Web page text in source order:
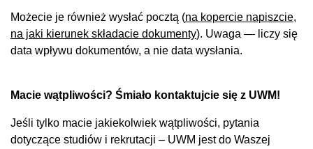
Możecie je również wysłać pocztą (na kopercie napiszcie,
na jaki kierunek składacie dokumenty). Uwaga — liczy się
data wpływu dokumentów, a nie data wysłania.
Macie wątpliwości? Śmiało kontaktujcie się z UWM!
Jeśli tylko macie jakiekolwiek wątpliwości, pytania
dotyczące studiów i rekrutacji – UWM jest do Waszej